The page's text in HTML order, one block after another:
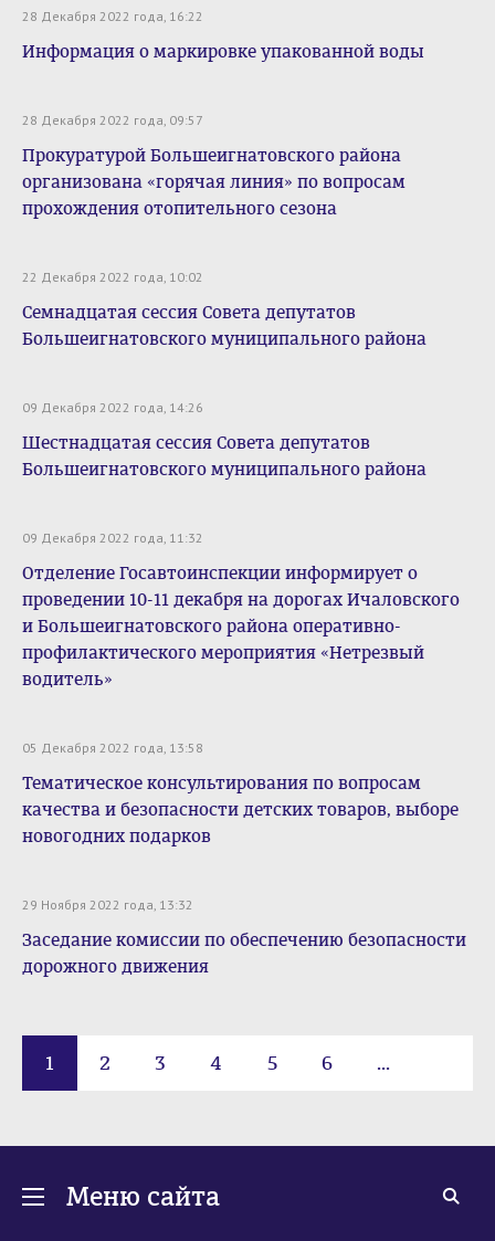
28 Декабря 2022 года, 16:22
Информация о маркировке упакованной воды
28 Декабря 2022 года, 09:57
Прокуратурой Большеигнатовского района
организована «горячая линия» по вопросам
прохождения отопительного сезона
22 Декабря 2022 года, 10:02
Семнадцатая сессия Совета депутатов
Большеигнатовского муниципального района
09 Декабря 2022 года, 14:26
Шестнадцатая сессия Совета депутатов
Большеигнатовского муниципального района
09 Декабря 2022 года, 11:32
Отделение Госавтоинспекции информирует о
проведении 10-11 декабря на дорогах Ичаловского
и Большеигнатовского района оперативно-
профилактического мероприятия «Нетрезвый
водитель»
05 Декабря 2022 года, 13:58
Тематическое консультирования по вопросам
качества и безопасности детских товаров, выборе
новогодних подарков
29 Ноября 2022 года, 13:32
Заседание комиссии по обеспечению безопасности
дорожного движения
1 2 3 4 5 6 ...
Меню сайта